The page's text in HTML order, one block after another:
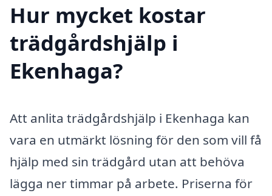
Hur mycket kostar
trädgårdshjälp i
Ekenhaga?
Att anlita trädgårdshjälp i Ekenhaga kan
vara en utmärkt lösning för den som vill få
hjälp med sin trädgård utan att behöva
lägga ner timmar på arbete. Priserna för